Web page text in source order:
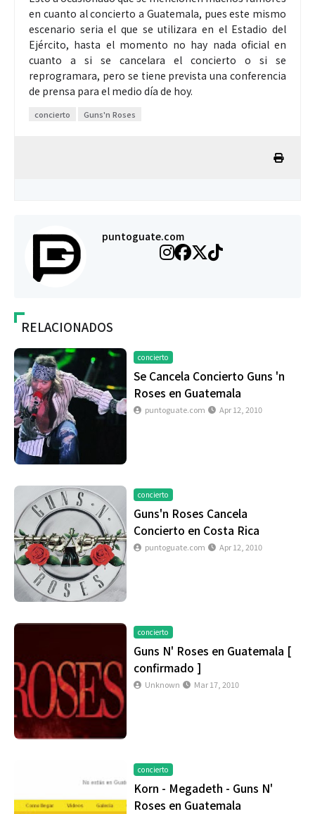
en cuanto al concierto a Guatemala, pues este mismo
escenario seria el que se utilizara en el Estadio del
Ejército, hasta el momento no hay nada oficial en
cuanto a si se cancelara el concierto o si se
reprogramara, pero se tiene prevista una conferencia
de prensa para el medio día de hoy.
concierto Guns'n Roses
puntoguate.com
RELACIONADOS
concierto
Se Cancela Concierto Guns 'n
Roses en Guatemala
puntoguate.com Apr 12, 2010
concierto
Guns'n Roses Cancela
Concierto en Costa Rica
puntoguate.com Apr 12, 2010
concierto
Guns N' Roses en Guatemala [
confirmado ]
Unknown Mar 17, 2010
concierto
Korn - Megadeth - Guns N'
Roses en Guatemala